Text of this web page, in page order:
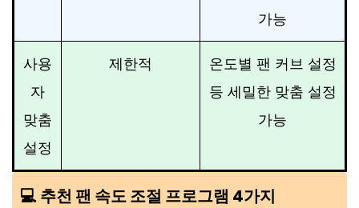
가능
사용
자
맞춤
설정
제한적
온도별 팬 커브 설정
등 세밀한 맞춤 설정
가능
💻 추천 팬 속도 조절 프로그램 4가지